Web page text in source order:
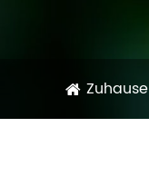
Zuhause